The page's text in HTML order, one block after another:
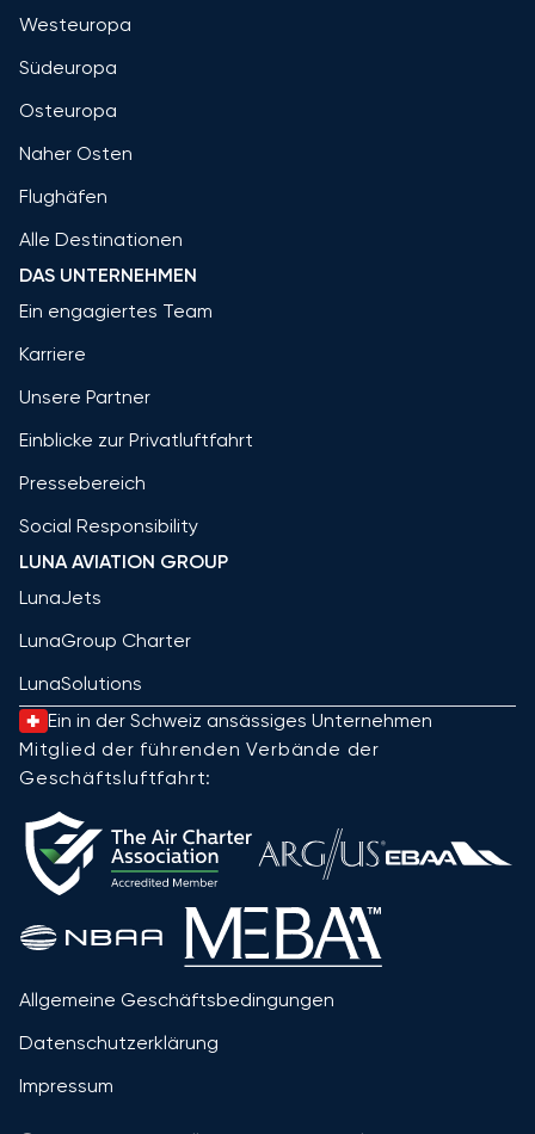
Westeuropa
Südeuropa
Osteuropa
Naher Osten
Flughäfen
Alle Destinationen
DAS UNTERNEHMEN
Ein engagiertes Team
Karriere
Unsere Partner
Einblicke zur Privatluftfahrt
Pressebereich
Social Responsibility
LUNA AVIATION GROUP
LunaJets
LunaGroup Charter
LunaSolutions
Ein in der Schweiz ansässiges Unternehmen
Mitglied der führenden Verbände der
Geschäftsluftfahrt:
Allgemeine Geschäftsbedingungen
Datenschutzerklärung
Impressum